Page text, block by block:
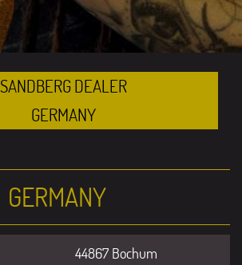
SANDBERG DEALER
GERMANY
GERMANY
44867 Bochum